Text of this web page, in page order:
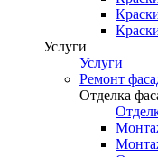
Услуги
Услуги
Ремонт
Отделка